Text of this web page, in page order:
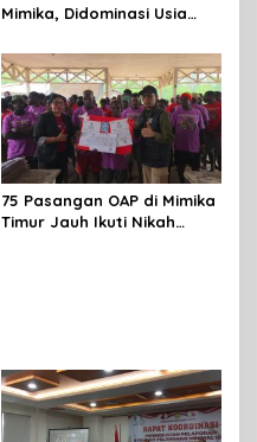
Mimika, Didominasi Usia
75 Pasangan OAP di Mimika
Timur Jauh Ikuti Nikah